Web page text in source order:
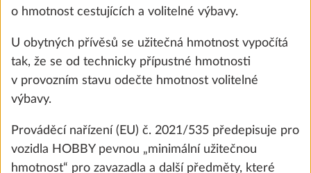
Nádrž na čistou vodu, 47 litrů
25,0 kg
5 700 Kč
o hmotnost cestujících a volitelné výbavy.
U obytných přívěsů se užitečná hmotnost vypočítá
tak, že se od technicky přípustné hmotnosti
v provozním stavu odečte hmotnost volitelné
výbavy.
Prováděcí nařízení (EU) č. 2021/535 předepisuje pro
vozidla HOBBY pevnou „minimální užitečnou
hmotnost“ pro zavazadla a další předměty, které